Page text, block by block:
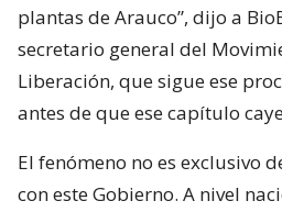
plantas de Arauco”, dijo a
secretario general del
Liberación, que sigue ese
antes de que ese capítulo
El fenómeno no es exclusivo
con este Gobierno. A nivel